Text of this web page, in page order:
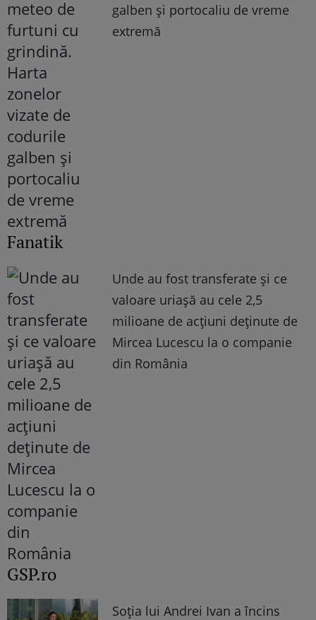
galben și portocaliu de vreme
extremă
Fanatik
Unde au fost transferate și ce
valoare uriașă au cele 2,5
milioane de acțiuni deținute de
Mircea Lucescu la o companie
din România
GSP.ro
Soția lui Andrei Ivan a încins